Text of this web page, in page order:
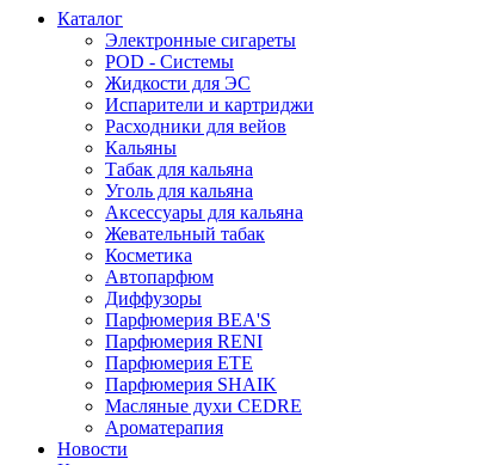
Каталог
Электронные сигареты
POD - Системы
Жидкости для ЭС
Испарители и картриджи
Расходники для вейов
Кальяны
Табак для кальяна
Уголь для кальяна
Аксессуары для кальяна
Жевательный табак
Косметика
Автопарфюм
Диффузоры
Парфюмерия BEA'S
Парфюмерия RENI
Парфюмерия ETE
Парфюмерия SHAIK
Масляные духи CEDRE
Ароматерапия
Новости